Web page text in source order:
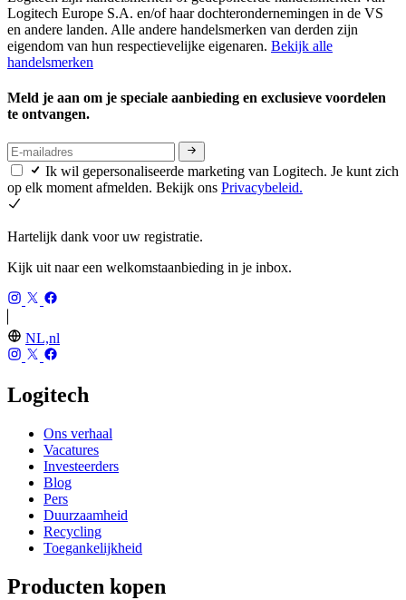
Logitech Europe S.A. en/of haar dochterondernemingen in de VS
en andere landen. Alle andere handelsmerken van derden zijn
eigendom van hun respectievelijke eigenaren. Bekijk alle
handelsmerken
Meld je aan om je speciale aanbieding en exclusieve voordelen
te ontvangen.
Ik wil gepersonaliseerde marketing van Logitech. Je kunt zich
op elk moment afmelden. Bekijk ons Privacybeleid.
Hartelijk dank voor uw registratie.
Kijk uit naar een welkomstaanbieding in je inbox.
NL,nl
Logitech
Ons verhaal
Vacatures
Investeerders
Blog
Pers
Duurzaamheid
Recycling
Toegankelijkheid
Producten kopen